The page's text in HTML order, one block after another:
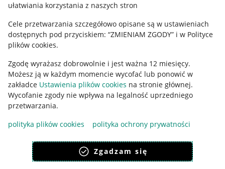
ułatwiania korzystania z naszych stron
Cele przetwarzania szczegółowo opisane są w ustawieniach
dostępnych pod przyciskiem: “ZMIENIAM ZGODY” i w Polityce
plików cookies.
Zgodę wyrażasz dobrowolnie i jest ważna 12 miesięcy.
Możesz ją w każdym momencie wycofać lub ponowić w
zakładce Ustawienia plików cookies na stronie głównej.
Wycofanie zgody nie wpływa na legalność uprzedniego
przetwarzania.
polityka plików cookies
polityka ochrony prywatności
Zgadzam się
Ustawienia plików "cookies"
Udostępnianie lokalizacji
Informacje dla Aktu o Usługach Cyfrowych
Pobierz aplikację